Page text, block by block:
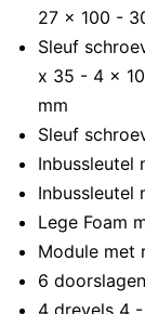
27 x 100 -
Sleuf
x 35 - 4 x
mm
Sleuf
Inbussleutel
Lege Foam
Module met
6
4 drevels 4